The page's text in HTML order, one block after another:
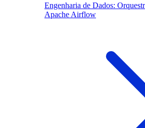
Engenharia de Dados:
Apache Airflow